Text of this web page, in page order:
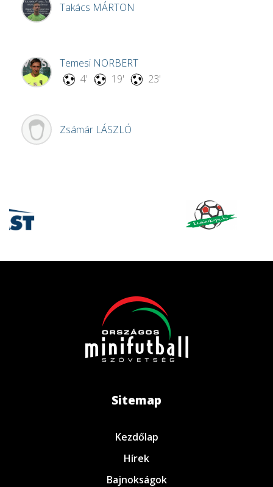
Takács MÁRTON
Temesi NORBERT
4'
19' 23'
Zsámár LÁSZLÓ
Sitemap
Kezdőlap
Hírek
Bajnokságok